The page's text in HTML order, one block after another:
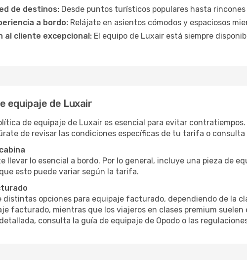
de destinos: Desde puntos turísticos populares hasta
a bordo: Relájate en asientos cómodos y espaciosos
al cliente excepcional: El equipo de Luxair está siempre
equipaje de Luxair
de equipaje de Luxair es esencial para evitar
de revisar las condiciones específicas de tu tarifa o consulta
llevar lo esencial a bordo. Por lo general, incluye una pieza de
esto puede variar según la tarifa.
distintas opciones para equipaje facturado, dependiendo de la
facturado, mientras que los viajeros en clases premium
consulta la guía de equipaje de Opodo o las